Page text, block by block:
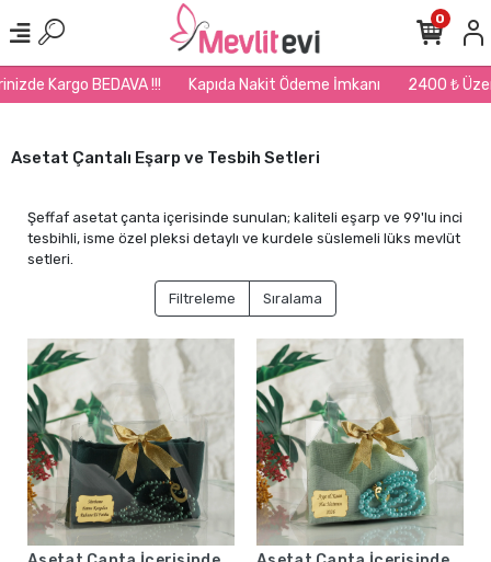
Kargo BEDAVA !!! Kapıda Nakit Ödeme İmkanı 2400 ₺ Üzeri
0
Asetat Çantalı Eşarp ve Tesbih Setleri
Şeffaf asetat çanta içerisinde sunulan; kaliteli eşarp ve 99'lu inci
tesbihli, isme özel pleksi detaylı ve kurdele süslemeli lüks mevlüt
setleri.
Filtreleme Sıralama